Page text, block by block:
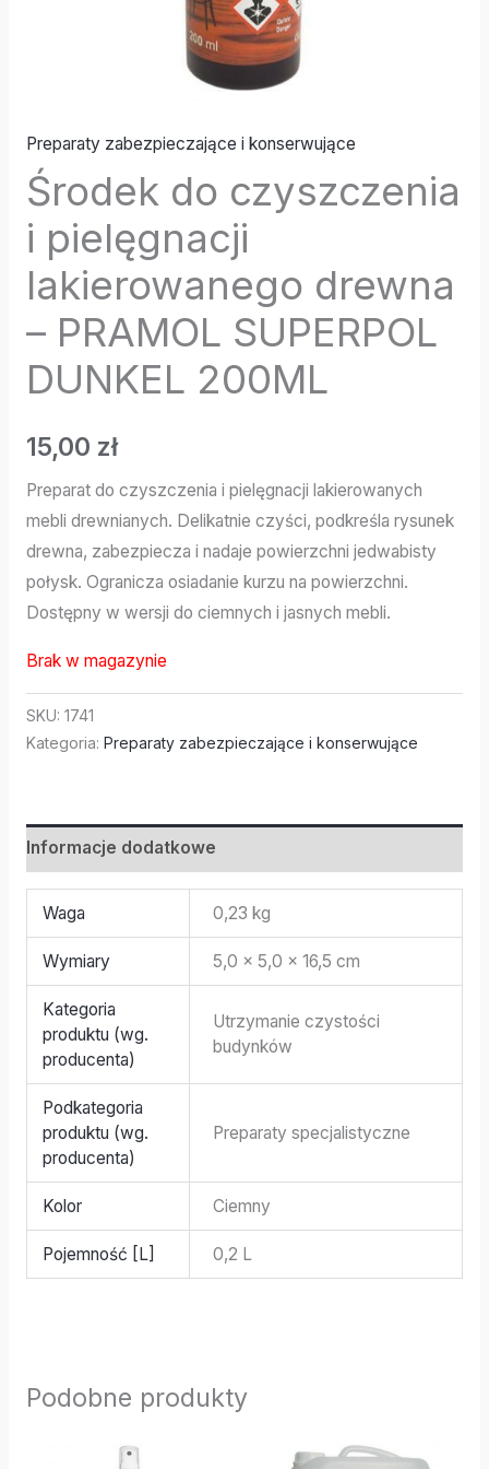
Preparaty zabezpieczające i konserwujące
Środek do czyszczenia
i pielęgnacji
lakierowanego drewna
– PRAMOL SUPERPOL
DUNKEL 200ML
15,00 zł
Preparat do czyszczenia i pielęgnacji lakierowanych
mebli drewnianych. Delikatnie czyści, podkreśla rysunek
drewna, zabezpiecza i nadaje powierzchni jedwabisty
połysk. Ogranicza osiadanie kurzu na powierzchni.
Dostępny w wersji do ciemnych i jasnych mebli.
Brak w magazynie
SKU: 1741
Kategoria: Preparaty zabezpieczające i konserwujące
Informacje dodatkowe
Waga 0,23 kg
Wymiary 5,0 × 5,0 × 16,5 cm
Kategoria
produktu (wg.
producenta)
Utrzymanie czystości
budynków
Podkategoria
produktu (wg.
producenta)
Preparaty specjalistyczne
Kolor Ciemny
Pojemność [L] 0,2 L
Podobne produkty